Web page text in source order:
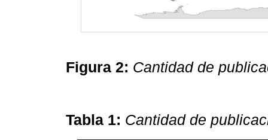
Figura 2: Cantidad de
Tabla 1: Cantidad de